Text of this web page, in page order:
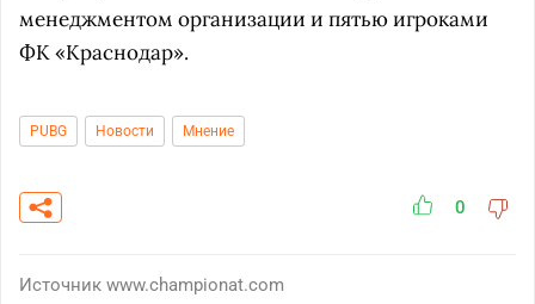
менеджментом организации и пятью игроками
ФК «Краснодар».
PUBG Новости Мнение
0
Источник www.championat.com